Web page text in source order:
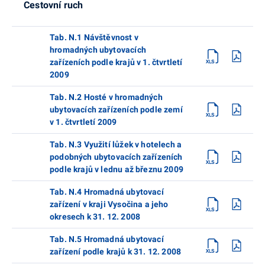
Cestovní ruch
Tab. N.1 Návštěvnost v
hromadných ubytovacích
zařízeních podle krajů v 1. čtvrtletí
2009
Tab. N.2 Hosté v hromadných
ubytovacích zařízeních podle zemí
v 1. čtvrtletí 2009
Tab. N.3 Využití lůžek v hotelech a
podobných ubytovacích zařízeních
podle krajů v lednu až březnu 2009
Tab. N.4 Hromadná ubytovací
zařízení v kraji Vysočina a jeho
okresech k 31. 12. 2008
Tab. N.5 Hromadná ubytovací
zařízení podle krajů k 31. 12. 2008